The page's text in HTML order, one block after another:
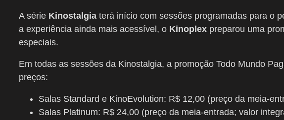
A série Kinostalgia terá início com sessões programadas para o
a experiência ainda mais acessível, o Kinoplex preparou uma
especiais.
Em todas as sessões da Kinostalgia, a promoção Todo Mundo
preços:
Salas Standard e KinoEvolution: R$ 12,00 (preço da meia-
Salas Platinum: R$ 24,00 (preço da meia-entrada; valor